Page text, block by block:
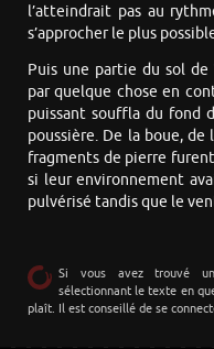
l’atteindrait pas au
s’approcher le plus
Puis une partie du sol de
par quelque chose en
puissant souffla du fond
poussière. De la boue,
fragments de pierre
si leur environnement
pulvérisé tandis que le
Si vous avez trouvé
sélectionnant le texte en
plaît. Il est conseillé de se